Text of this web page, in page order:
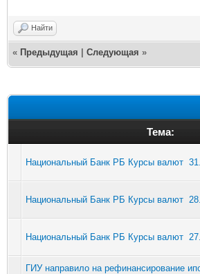
Найти
« Предыдущая Следующая »
Тема:
Национальный Банк РБ Курсы валют
Национальный Банк РБ Курсы валют
Национальный Банк РБ Курсы валют
ГИУ направило на рефинансирование